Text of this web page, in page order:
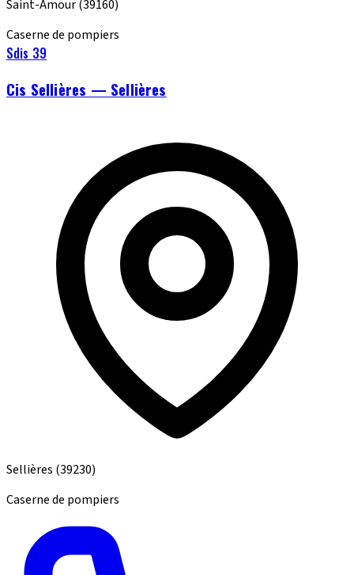
Saint-Amour(39160)
Caserne de pompiers
Sdis 39
Cis Sellières — Sellières
Sellières (39230)
Caserne de pompiers